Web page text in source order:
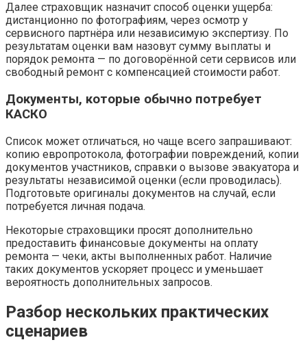
Далее страховщик назначит способ оценки ущерба:
дистанционно по фотографиям, через осмотр у
сервисного партнёра или независимую экспертизу. По
результатам оценки вам назовут сумму выплаты и
порядок ремонта — по договорённой сети сервисов или
свободный ремонт с компенсацией стоимости работ.
Документы, которые обычно потребует
КАСКО
Список может отличаться, но чаще всего запрашивают:
копию европротокола, фотографии повреждений, копии
документов участников, справки о вызове эвакуатора и
результаты независимой оценки (если проводилась).
Подготовьте оригиналы документов на случай, если
потребуется личная подача.
Некоторые страховщики просят дополнительно
предоставить финансовые документы на оплату
ремонта — чеки, акты выполненных работ. Наличие
таких документов ускоряет процесс и уменьшает
вероятность дополнительных запросов.
Разбор нескольких практических
сценариев